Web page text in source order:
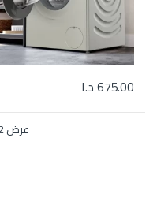
675.00د.ا
عرض ⁦22⁩ من كل النتائج